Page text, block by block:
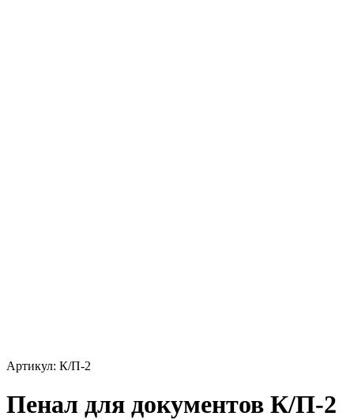
Артикул: К/П-2
Пенал для документов К/П-2